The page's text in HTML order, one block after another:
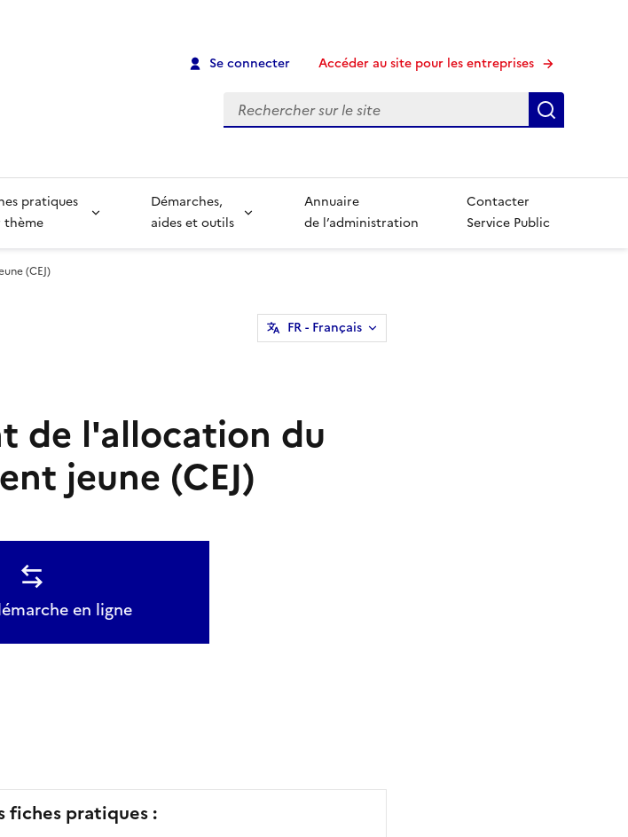
Se connecter Accéder au site pour les entreprises
Recherche
pratiques
thème
Démarches,
aides et outils
Annuaire
de l’administration
Contacter
Service Public
(CEJ)
FR- Français
de l'allocation du
jeune (CEJ)
en ligne
fiches pratiques :